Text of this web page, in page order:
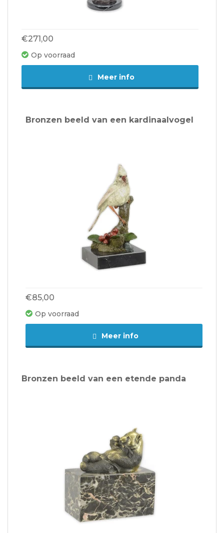
€271,00
Op voorraad
Meer info
Bronzen beeld van een kardinaalvogel
€85,00
Op voorraad
Meer info
Bronzen beeld van een etende panda